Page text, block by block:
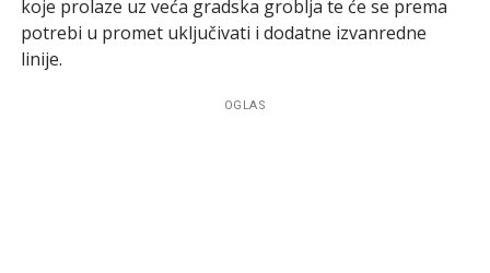
koje prolaze uz veća gradska groblja te će se prema
potrebi u promet uključivati i dodatne izvanredne
linije.
OGLAS